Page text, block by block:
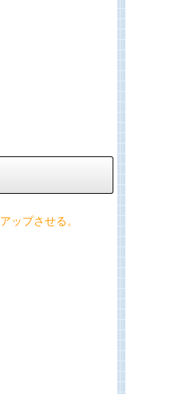
ップさせる。